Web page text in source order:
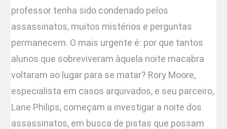
professor tenha sido condenado pelos
assassinatos, muitos mistérios e perguntas
permanecem. O mais urgente é: por que tantos
alunos que sobreviveram àquela noite macabra
voltaram ao lugar para se matar? Rory Moore,
especialista em casos arquivados, e seu parceiro,
Lane Philips, começam a investigar a noite dos
assassinatos, em busca de pistas que possam